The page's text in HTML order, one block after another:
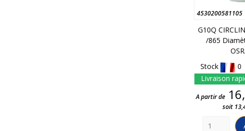
4530200581105
G10Q
/865
Stock
Livraison
A partir de
soit